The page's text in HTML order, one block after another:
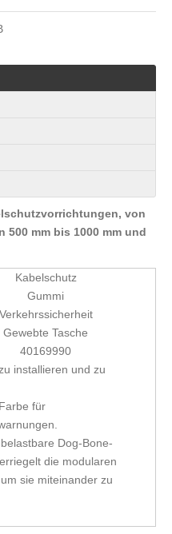
von
500 mm bis 1000 mm und
Kabelschutz
Gummi
Verkehrssicherheit
Gewebte Tasche
40169990
installieren und zu
für
Dog-Bone-
die modularen
sie miteinander zu